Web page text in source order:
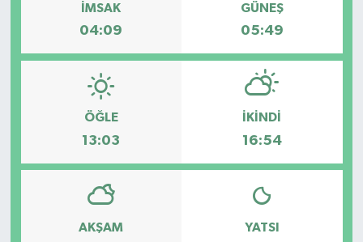
İMSAK
04:09
GÜNEŞ
05:49
ÖĞLE
13:03
İKINDI
16:54
AKŞAM YATSI